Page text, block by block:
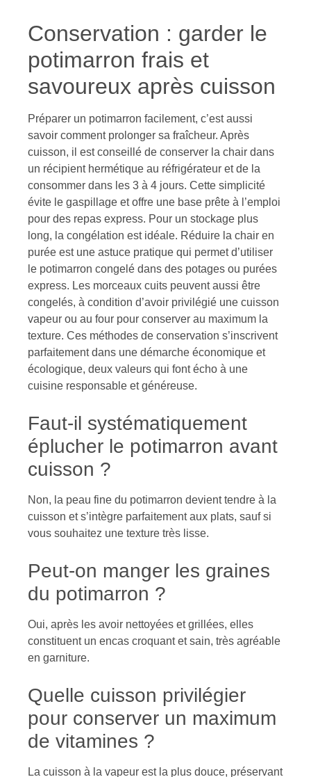
Conservation : garder le
potimarron frais et
savoureux après cuisson
Préparer un potimarron facilement, c’est aussi
savoir comment prolonger sa fraîcheur. Après
cuisson, il est conseillé de conserver la chair dans
un récipient hermétique au réfrigérateur et de la
consommer dans les 3 à 4 jours. Cette simplicité
évite le gaspillage et offre une base prête à l’emploi
pour des repas express. Pour un stockage plus
long, la congélation est idéale. Réduire la chair en
purée est une astuce pratique qui permet d’utiliser
le potimarron congelé dans des potages ou purées
express. Les morceaux cuits peuvent aussi être
congelés, à condition d’avoir privilégié une cuisson
vapeur ou au four pour conserver au maximum la
texture. Ces méthodes de conservation s’inscrivent
parfaitement dans une démarche économique et
écologique, deux valeurs qui font écho à une
cuisine responsable et généreuse.
Faut-il systématiquement
éplucher le potimarron avant
cuisson ?
Non, la peau fine du potimarron devient tendre à la
cuisson et s’intègre parfaitement aux plats, sauf si
vous souhaitez une texture très lisse.
Peut-on manger les graines
du potimarron ?
Oui, après les avoir nettoyées et grillées, elles
constituent un encas croquant et sain, très agréable
en garniture.
Quelle cuisson privilégier
pour conserver un maximum
de vitamines ?
La cuisson à la vapeur est la plus douce, préservant